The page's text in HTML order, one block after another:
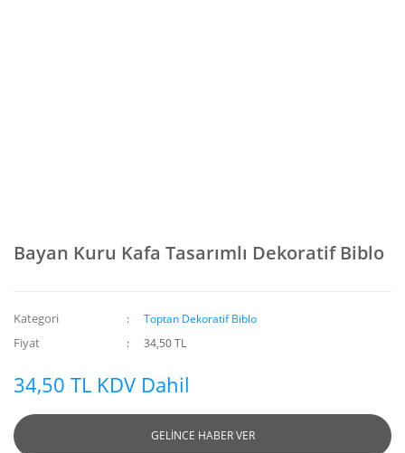
Bayan Kuru Kafa Tasarımlı Dekoratif Biblo
Kategori Toptan Dekoratif Biblo
Fiyat 34,50 TL
34,50 TL KDV Dahil
GELİNCE HABER VER